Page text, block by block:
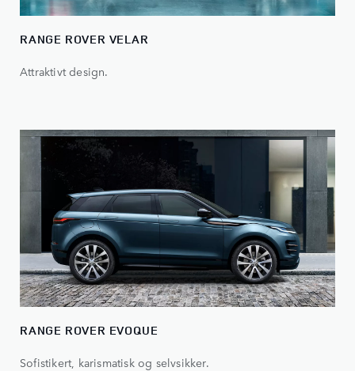
RANGE ROVER VELAR
Attraktivt design.
RANGE ROVER EVOQUE
Sofistikert, karismatisk og selvsikker.